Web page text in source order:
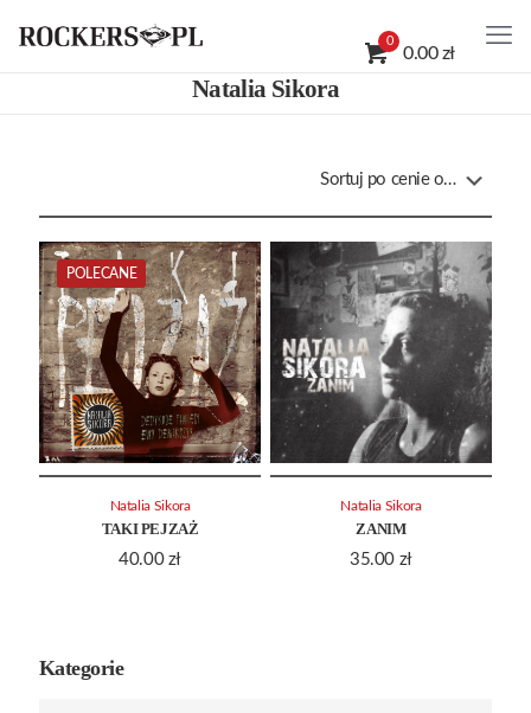
0
0.00 zł
Natalia Sikora
POLECANE
TAKI PEJZAŻ
40.00 zł
Natalia Sikora
ZANIM
35.00 zł
Natalia Sikora
Kategorie